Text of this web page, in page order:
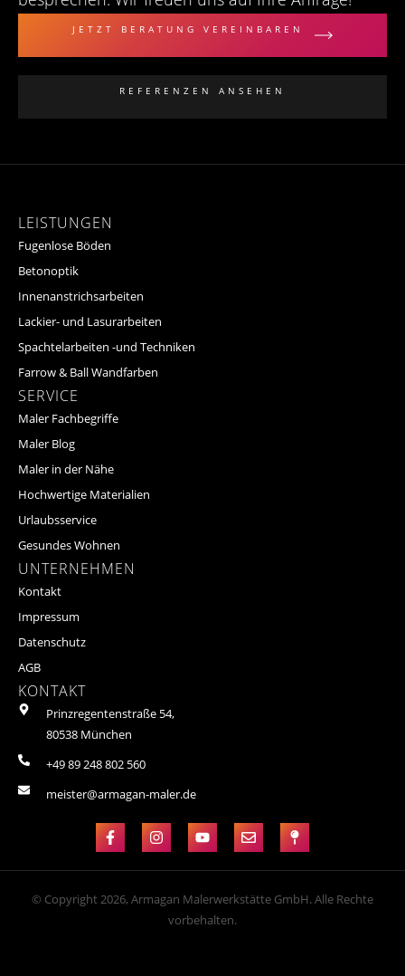
JETZT BERATUNG VEREINBAREN
REFERENZEN ANSEHEN
LEISTUNGEN
Fugenlose Böden
Betonoptik
Innenanstrichsarbeiten
Lackier- und Lasurarbeiten
Spachtelarbeiten -und Techniken
Farrow & Ball Wandfarben
SERVICE
Maler Fachbegriffe
Maler Blog
Maler in der Nähe
Hochwertige Materialien
Urlaubsservice
Gesundes Wohnen
UNTERNEHMEN
Kontakt
Impressum
Datenschutz
AGB
KONTAKT
Prinzregentenstraße 54,
80538 München
+49 89 248 802 560
meister@armagan-maler.de
© Copyright 2026, Armagan Malerwerkstätte GmbH. Alle Rechte
vorbehalten.